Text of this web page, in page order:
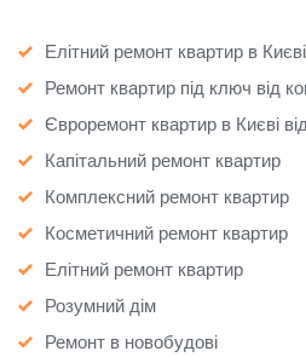
Елітний ремонт квартир в
Ремонт квартир під ключ від
Євроремонт квартир в Києві
Капітальний ремонт квартир
Комплексний ремонт квартир
Косметичний ремонт квартир
Елітний ремонт квартир
Розумний дім
Ремонт в новобудові